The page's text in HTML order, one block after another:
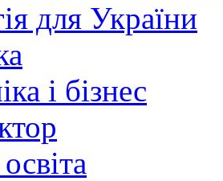
для України
і бізнес